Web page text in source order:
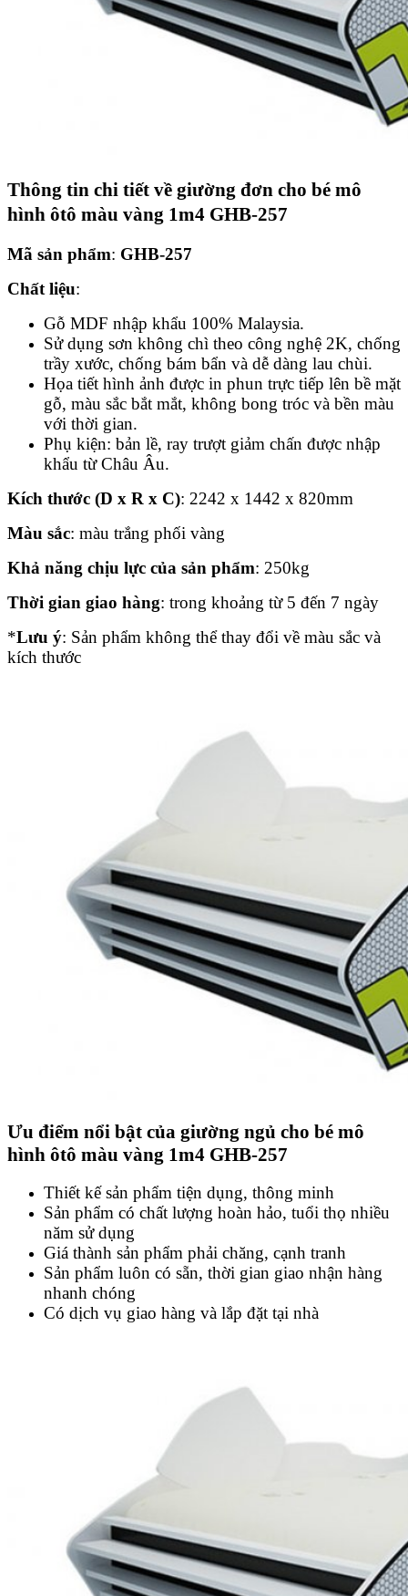
Thông tin chi tiết về giường đơn cho bé mô
hình ôtô màu vàng 1m4 GHB-257
Mã sản phẩm: GHB-257
Chất liệu:
Gỗ MDF nhập khẩu 100% Malaysia.
Sử dụng sơn không chì theo công nghệ 2K, chống
trầy xước, chống bám bẩn và dễ dàng lau chùi.
Họa tiết hình ảnh được in phun trực tiếp lên bề mặt
gỗ, màu sắc bắt mắt, không bong tróc và bền màu
với thời gian.
Phụ kiện: bản lề, ray trượt giảm chấn được nhập
khẩu từ Châu Âu.
Kích thước (D x R x C): 2242 x 1442 x 820mm
Màu sắc: màu trắng phối vàng
Khả năng chịu lực của sản phẩm: 250kg
Thời gian giao hàng: trong khoảng từ 5 đến 7 ngày
*Lưu ý: Sản phẩm không thể thay đổi về màu sắc và
kích thước
Ưu điểm nổi bật của giường ngủ cho bé mô
hình ôtô màu vàng 1m4 GHB-257
Thiết kế sản phẩm tiện dụng, thông minh
Sản phẩm có chất lượng hoàn hảo, tuổi thọ nhiều
năm sử dụng
Giá thành sản phẩm phải chăng, cạnh tranh
Sản phẩm luôn có sẵn, thời gian giao nhận hàng
nhanh chóng
Có dịch vụ giao hàng và lắp đặt tại nhà